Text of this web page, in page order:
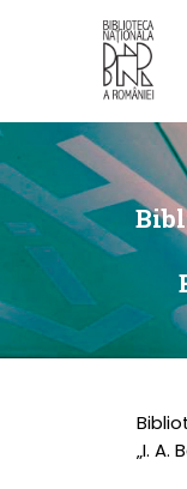
„I. A.